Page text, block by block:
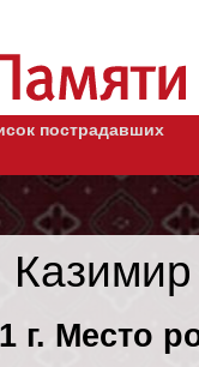
пострадавших
г. Место